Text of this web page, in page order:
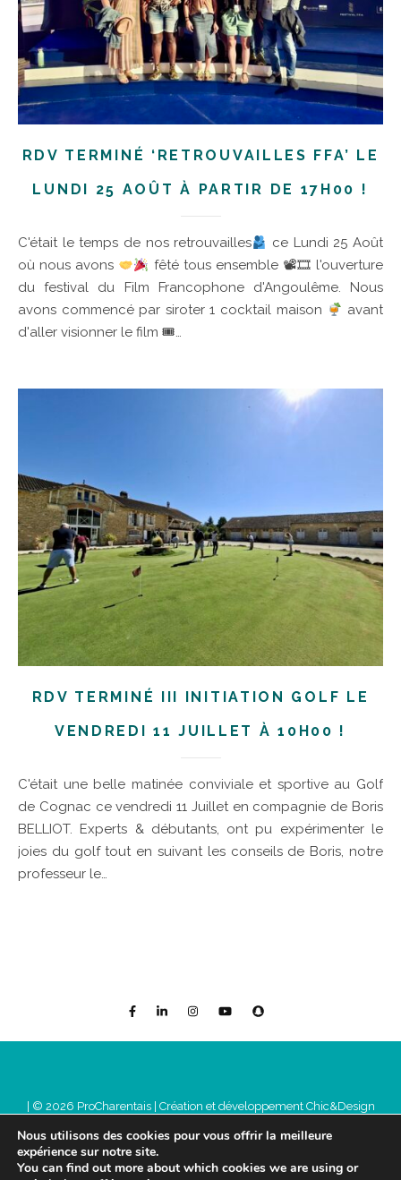
RDV TERMINÉ ‘RETROUVAILLES FFA’ LE
LUNDI 25 AOÛT À PARTIR DE 17H00 !
C'était le temps de nos retrouvailles
ce Lundi 25 Août
où nous avons
fêté tous ensemble 📽🎞 l'ouverture
du festival du Film Francophone d'Angoulême. Nous
avons commencé par siroter 1 cocktail maison
avant
d'aller visionner le film 🎟…
RDV TERMINÉ III INITIATION GOLF LE
VENDREDI 11 JUILLET À 10H00 !
C'était une belle matinée conviviale et sportive au Golf
de Cognac ce vendredi 11 Juillet en compagnie de Boris
BELLIOT. Experts & débutants, ont pu expérimenter le
joies du golf tout en suivant les conseils de Boris, notre
professeur le…
| © 2026 ProCharentais | Création et développement Chic&Design
Mentions légales
Nous utilisons des cookies pour vous offrir la meilleure
expérience sur notre site.
You can find out more about which cookies we are using or